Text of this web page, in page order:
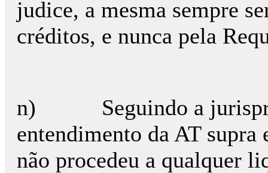
judice, a mesma sempre
créditos, e nunca pela
n) Seguindo a
entendimento da AT supra
não procedeu a qualquer